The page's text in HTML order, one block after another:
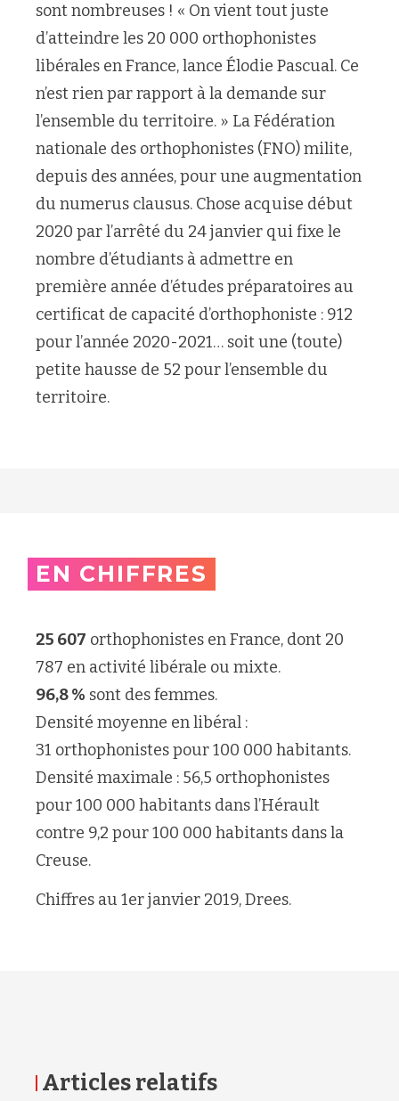
sont nombreuses ! « On vient tout juste
d’atteindre les 20 000 orthophonistes
libérales en France, lance Élodie Pascual. Ce
n’est rien par rapport à la demande sur
l’ensemble du territoire. » La Fédération
nationale des orthophonistes (FNO) milite,
depuis des années, pour une augmentation
du numerus clausus. Chose acquise début
2020 par l’arrêté du 24 janvier qui fixe le
nombre d’étudiants à admettre en
première année d’études préparatoires au
certificat de capacité d’orthophoniste : 912
pour l’année 2020-2021… soit une (toute)
petite hausse de 52 pour l’ensemble du
territoire.
EN CHIFFRES
25 607 orthophonistes en France, dont 20
787 en activité libérale ou mixte.
96,8 % sont des femmes.
Densité moyenne en libéral :
31 orthophonistes pour 100 000 habitants.
Densité maximale : 56,5 orthophonistes
pour 100 000 habitants dans l’Hérault
contre 9,2 pour 100 000 habitants dans la
Creuse.
Chiffres au 1erjanvier 2019, Drees.
Articles relatifs